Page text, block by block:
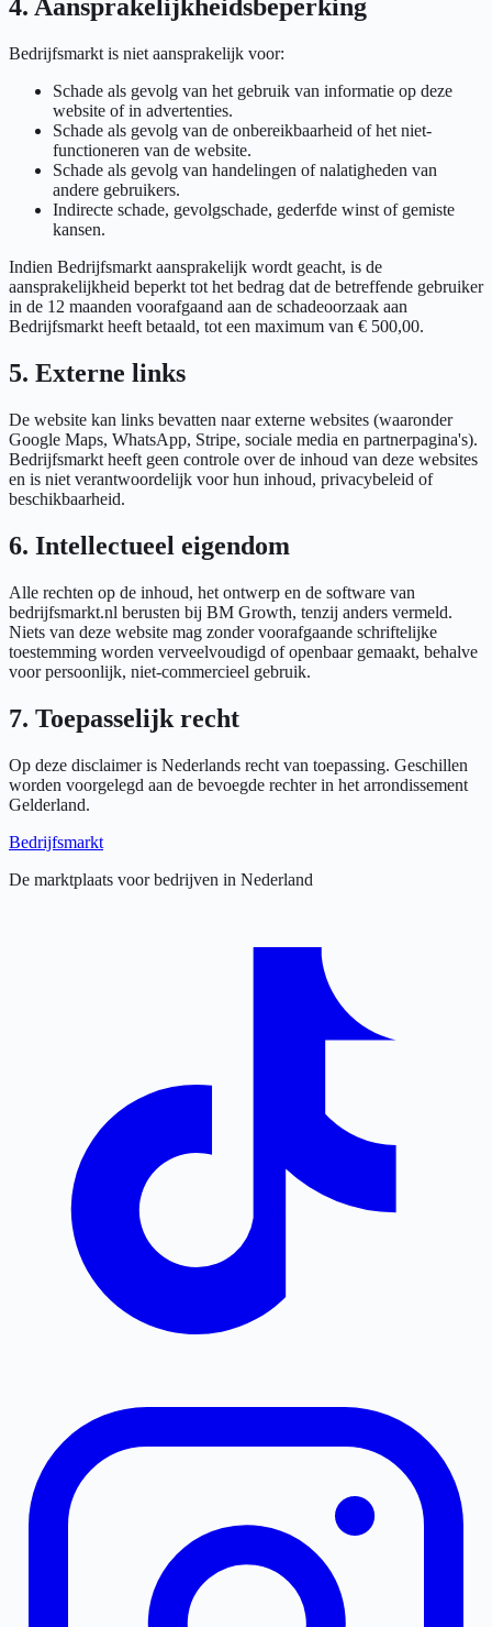
4. Aansprakelijkheidsbeperking
Bedrijfsmarkt is niet aansprakelijk voor:
Schade als gevolg van het gebruik van informatie op deze
website of in advertenties.
Schade als gevolg van de onbereikbaarheid of het niet-
functioneren van de website.
Schade als gevolg van handelingen of nalatigheden van
andere gebruikers.
Indirecte schade, gevolgschade, gederfde winst of gemiste
kansen.
Indien Bedrijfsmarkt aansprakelijk wordt geacht, is de
aansprakelijkheid beperkt tot het bedrag dat de betreffende gebruiker
in de 12 maanden voorafgaand aan de schadeoorzaak aan
Bedrijfsmarkt heeft betaald, tot een maximum van € 500,00.
5. Externe links
De website kan links bevatten naar externe websites (waaronder
Google Maps, WhatsApp, Stripe, sociale media en partnerpagina's).
Bedrijfsmarkt heeft geen controle over de inhoud van deze websites
en is niet verantwoordelijk voor hun inhoud, privacybeleid of
beschikbaarheid.
6. Intellectueel eigendom
Alle rechten op de inhoud, het ontwerp en de software van
bedrijfsmarkt.nl berusten bij BM Growth, tenzij anders vermeld.
Niets van deze website mag zonder voorafgaande schriftelijke
toestemming worden verveelvoudigd of openbaar gemaakt, behalve
voor persoonlijk, niet-commercieel gebruik.
7. Toepasselijk recht
Op deze disclaimer is Nederlands recht van toepassing. Geschillen
worden voorgelegd aan de bevoegde rechter in het arrondissement
Gelderland.
Bedrijfsmarkt
De marktplaats voor bedrijven in Nederland